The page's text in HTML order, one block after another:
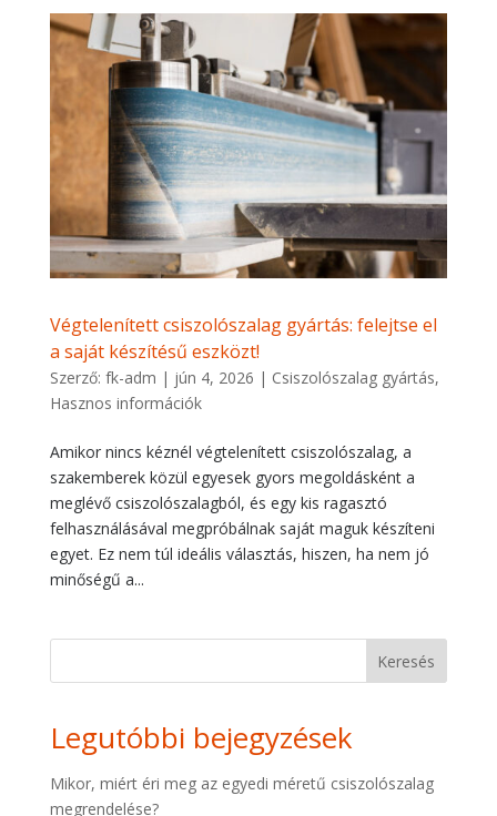
Végtelenített csiszolószalag gyártás: felejtse el
a saját készítésű eszközt!
Szerző: fk-adm | jún 4, 2026 | Csiszolószalag gyártás,
Hasznos információk
Amikor nincs kéznél végtelenített csiszolószalag, a
szakemberek közül egyesek gyors megoldásként a
meglévő csiszolószalagból, és egy kis ragasztó
felhasználásával megpróbálnak saját maguk készíteni
egyet. Ez nem túl ideális választás, hiszen, ha nem jó
minőségű a...
Keresés
Legutóbbi bejegyzések
Mikor, miért éri meg az egyedi méretű csiszolószalag
megrendelése?